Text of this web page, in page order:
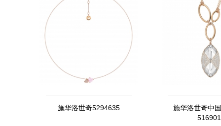
施华洛世奇5294635
施华洛世奇中